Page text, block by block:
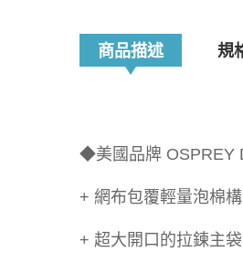
商品描述 規
◆美國品牌 OSPREY
+ 網布包覆輕量泡棉
+ 超大開口的拉鍊主袋